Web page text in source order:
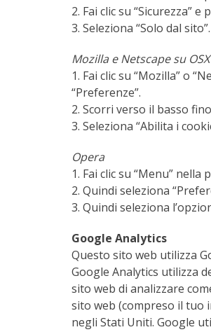
2. Fai clic su “Sicurezza” e
3. Seleziona “Solo dal sito”.
Mozilla e Netscape su OSX
1. Fai clic su “Mozilla” o
“Preferenze”.
2. Scorri verso il basso
3. Seleziona “Abilita i
Opera
1. Fai clic su “Menu”
2. Quindi seleziona
3. Quindi seleziona
Google Analytics
Questo sito web utilizza
Google Analytics utilizza
sito web di analizzare
sito web (compreso il tuo
negli Stati Uniti. Google